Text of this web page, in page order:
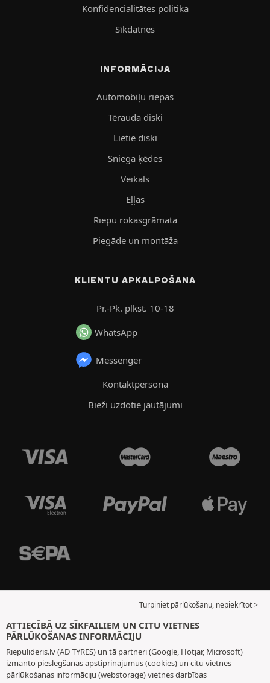
Konfidencialitātes politika
Sīkdatnes
INFORMĀCIJA
Automobiļu riepas
Tērauda diski
Lietie diski
Sniega ķēdes
Veikals
Eļļas
Riepu rokasgrāmata
Piegāde un montāža
KLIENTU APKALPOŠANA
Pr.-Pk. plkst. 10-18
WhatsApp
Messenger
Kontaktpersona
Bieži uzdotie jautājumi
Turpiniet pārlūkošanu, nepiekrītot >
ATTIECĪBĀ UZ SĪKFAILIEM UN CITU VIETNES
PĀRLŪKOŠANAS INFORMĀCIJU
Riepulideris.lv (AD TYRES) un tā partneri (Google, Hotjar, Microsoft)
izmanto pieslēgšanās apstiprinājumus (cookies) un citu vietnes
pārlūkošanas informāciju (webstorage) vietnes darbības